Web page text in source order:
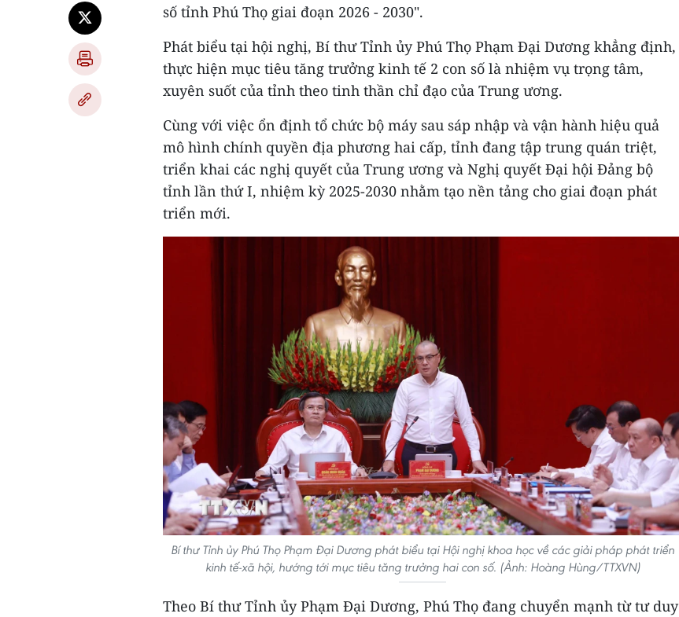
số tỉnh Phú Thọ giai đoạn 2026 - 2030".
Phát biểu tại hội nghị, Bí thư Tỉnh ủy Phú Thọ Phạm Đại Dương khẳng định,
thực hiện mục tiêu tăng trưởng kinh tế 2 con số là nhiệm vụ trọng tâm,
xuyên suốt của tỉnh theo tinh thần chỉ đạo của Trung ương.
Cùng với việc ổn định tổ chức bộ máy sau sáp nhập và vận hành hiệu quả
mô hình chính quyền địa phương hai cấp, tỉnh đang tập trung quán triệt,
triển khai các nghị quyết của Trung ương và Nghị quyết Đại hội Đảng bộ
tỉnh lần thứ I, nhiệm kỳ 2025-2030 nhằm tạo nền tảng cho giai đoạn phát
triển mới.
Bí thư Tỉnh ủy Phú Thọ Phạm Đại Dương phát biểu tại Hội nghị khoa học về các giải pháp phát triển
kinh tế-xã hội, hướng tới mục tiêu tăng trưởng hai con số. (Ảnh: Hoàng Hùng/TTXVN)
Theo Bí thư Tỉnh ủy Phạm Đại Dương, Phú Thọ đang chuyển mạnh từ tư duy